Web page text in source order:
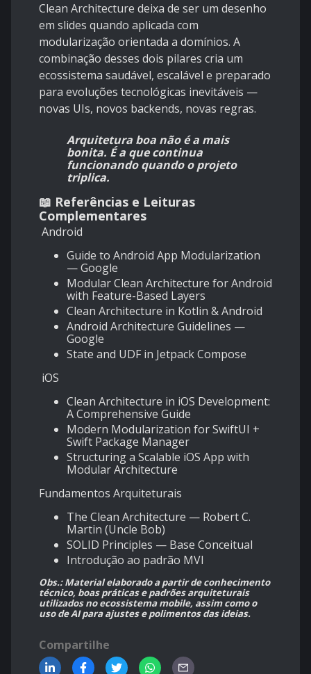
Clean Architecture deixa de ser um desenho
em slides quando aplicada com
modularização orientada a domínios. A
combinação desses dois pilares cria um
ecossistema saudável, escalável e preparado
para evoluções tecnológicas inevitáveis —
novas UIs, novos backends, novas regras.
Arquitetura boa não é a mais
bonita. É a que continua
funcionando quando o projeto
triplica.
📖 Referências e Leituras
Complementares
Android
Guide to Android App Modularization
— Google
Modular Clean Architecture for Android
with Feature-Based Layers
Clean Architecture in Kotlin & Android
Android Architecture Guidelines —
Google
State and UDF in Jetpack Compose
iOS
Clean Architecture in iOS Development:
A Comprehensive Guide
Modern Modularization for SwiftUI +
Swift Package Manager
Structuring a Scalable iOS App with
Modular Architecture
Fundamentos Arquiteturais
The Clean Architecture — Robert C.
Martin (Uncle Bob)
SOLID Principles — Base Conceitual
Introdução ao padrão MVI
Obs.: Material elaborado a partir de conhecimento
técnico, boas práticas e padrões arquiteturais
utilizados no ecossistema mobile, assim como o
uso de AI para ajustes e polimentos das ideias.
Compartilhe